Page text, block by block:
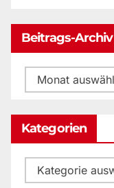
Beitrags-Archiv
Beitrags-
Archiv
Kategorien
Kategorien